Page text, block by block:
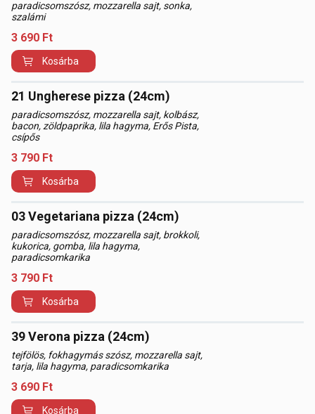
paradicsomszósz, mozzarella sajt, sonka,
szalámi
3 690 Ft
Kosárba
21 Ungherese pizza (24cm)
paradicsomszósz, mozzarella sajt, kolbász,
bacon, zöldpaprika, lila hagyma, Erős Pista,
csípős
3 790 Ft
Kosárba
03 Vegetariana pizza (24cm)
paradicsomszósz, mozzarella sajt, brokkoli,
kukorica, gomba, lila hagyma,
paradicsomkarika
3 790 Ft
Kosárba
39 Verona pizza (24cm)
tejfölös, fokhagymás szósz, mozzarella sajt,
tarja, lila hagyma, paradicsomkarika
3 690 Ft
Kosárba